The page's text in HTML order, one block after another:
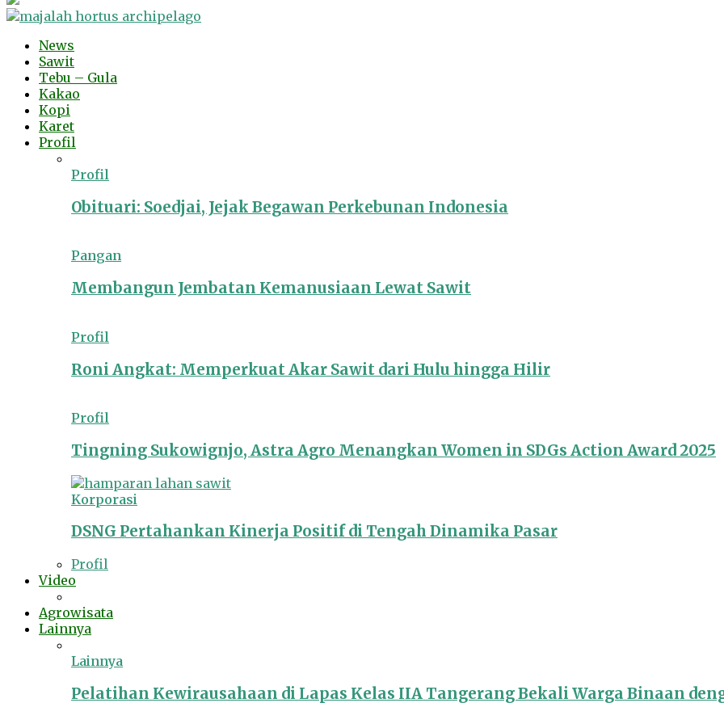
News
Sawit
Tebu – Gula
Kakao
Kopi
Karet
Profil
Profil
Obituari: Soedjai, Jejak Begawan Perkebunan Indonesia
Pangan
Membangun Jembatan Kemanusiaan Lewat Sawit
Profil
Roni Angkat: Memperkuat Akar Sawit dari Hulu hingga Hilir
Profil
Tingning Sukowignjo, Astra Agro Menangkan Women in SDGs Action Award 2025
Korporasi
DSNG Pertahankan Kinerja Positif di Tengah Dinamika Pasar
Profil
Video
Agrowisata
Lainnya
Lainnya
Pelatihan Kewirausahaan di Lapas Kelas IIA Tangerang Bekali Warga Binaan